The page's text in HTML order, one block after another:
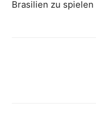
Brasilien zu